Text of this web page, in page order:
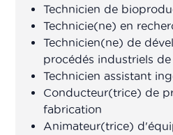
Assistant de recherche
Assistant ingénieur
Assistant technico-
Technicien de
Technicie(ne) en
Technicien(ne) de
procédés industriels
Technicien assistant
Conducteur(trice) de
fabrication
Animateur(trice)